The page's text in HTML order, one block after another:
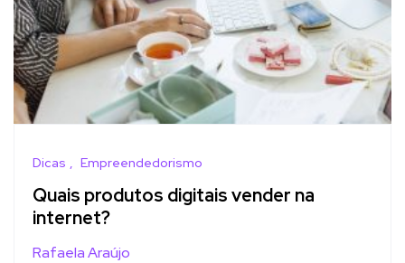
Dicas Empreendedorismo
Quais produtos digitais vender na
internet?
Rafaela Araújo